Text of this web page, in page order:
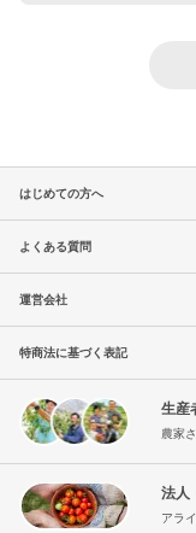
はじめての方へ
よくある質問
運営会社
特商法に基づく表記
生産
農家
法人
アラ